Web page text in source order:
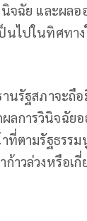
จฉัย​ และผล
นไปในทิศทา
รัฐสภาจะถือ
การวินิจฉัย
ที่ตามรัฐธรร
าวล่วงหรือเกี่